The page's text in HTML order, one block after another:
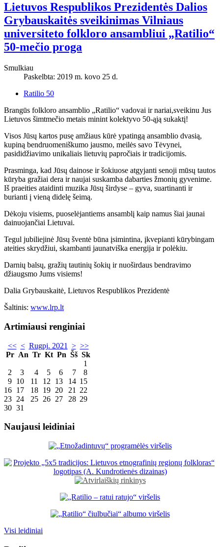
Lietuvos Respublikos Prezidentės Dalios
Grybauskaitės sveikinimas Vilniaus
universiteto folkloro ansambliui „Ratilio“
50-mečio proga
Smulkiau
Paskelbta: 2019 m. kovo 25 d.
Ratilio 50
Brangūs folkloro ansamblio „Ratilio“ vadovai ir nariai,sveikinu Jus
Lietuvos šimtmečio metais minint kolektyvo 50-ąją sukaktį!
Visos Jūsų kartos pusę amžiaus kūrė ypatingą ansamblio dvasią,
kupiną bendruomeniškumo jausmo, meilės savo Tėvynei,
pasididžiavimo unikaliais lietuvių papročiais ir tradicijomis.
Prasminga, kad Jūsų dainose ir šokiuose atgyjanti senoji mūsų tautos
kūryba gražiai dera ir naujai suskamba dabarties žmonių gyvenime.
Iš praeities ataidinti muzika Jūsų širdyse – gyva, suartinanti ir
burianti į vieną didelę šeimą.
Dėkoju visiems, puoselėjantiems ansamblį kaip namus šiai jaunai
dainuojančiai Lietuvai.
Tegul jubiliejinė Jūsų šventė būna įsimintina, įkvepianti kūrybingam
ateities skrydžiui, skambanti jaunatviška energija ir polėkiu.
Darnių balsų, gražių tautinių šokių ir nuoširdaus bendravimo
džiaugsmo Jums visiems!
Dalia Grybauskaitė, Lietuvos Respublikos Prezidentė
Šaltinis: www.lrp.lt
Artimiausi renginiai
<< < Rugpj. 2021 > >>
Pr An Tr Kt Pn Šš Sk
1
2
3 4 5 6 7
8
9 10 11 12 13 14 15
16 17 18 19 20 21
22
23 24 25 26 27 28 29
30 31
Naujausi leidiniai
Visi leidiniai